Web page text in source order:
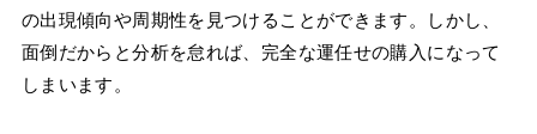
の出現傾向や周期性を見つけることができます。しかし、
面倒だからと分析を怠れば、完全な運任せの購入になって
しまいます。